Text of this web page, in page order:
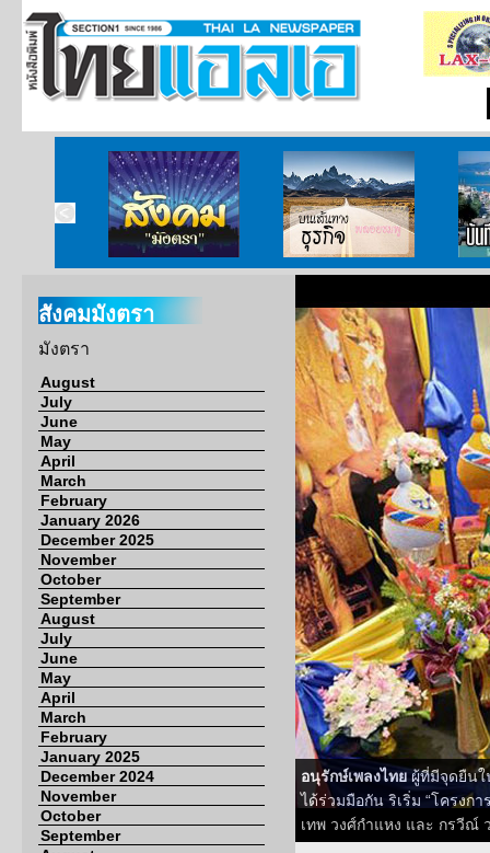
สังคมมังตรา บนเส้นทางธุรกิจ บั
สังคมมังตรา
มังตรา
August
July
June
May
April
March
February
January 2026
December 2025
November
October
September
August
July
June
May
April
March
February
January 2025
December 2024
November
October
September
อนุรักษ์เพลงไทย ผู้ที่มีจุดยืนใ
ได้ร่วมมือกัน ริเริ่ม “โครงก
เทพ วงศ์กำแหง และ กรวีณ์